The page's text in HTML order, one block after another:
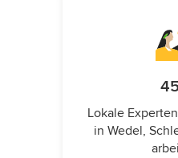
Lokale
in Wedel,